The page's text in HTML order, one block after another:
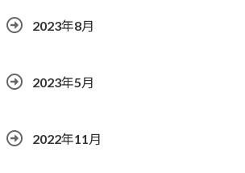
2023年8月
2023年5月
2022年11月